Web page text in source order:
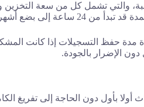
والتي تشمل كل من سعة التخزين
هذه العوامل.
حفظ التسجيلات إذا كانت
الإضرار بالجودة.
بأول دون الحاجة إلى تفريغ